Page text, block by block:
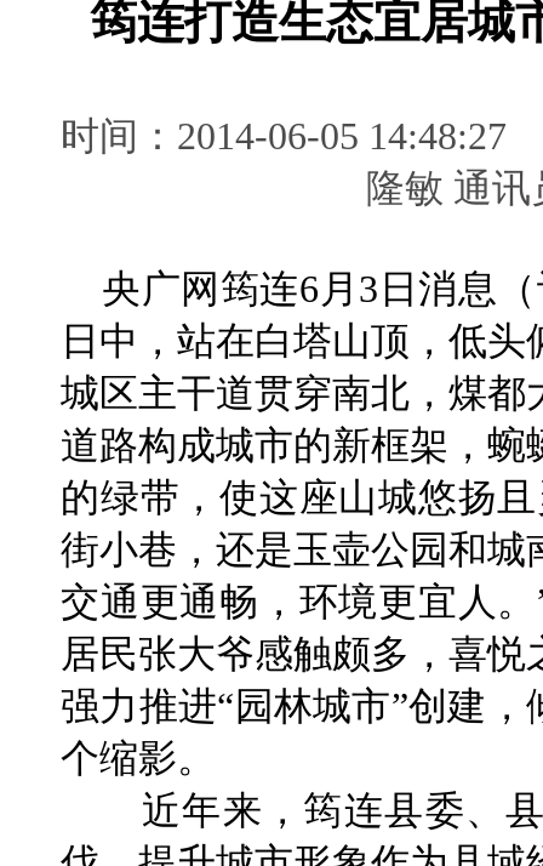
筠连打造生态宜居城
时间：2014-06-05
隆敏 通
央广网筠连6月3日消息
日中，站在白塔山顶，低
城区主干道贯穿南北，煤
道路构成城市的新框架，
的绿带，使这座山城悠扬
街小巷，还是玉壶公园和
交通更通畅，环境更宜人
居民张大爷感触颇多，喜
强力推进“园林城市”创建
个缩影。
近年来，筠连县委、县